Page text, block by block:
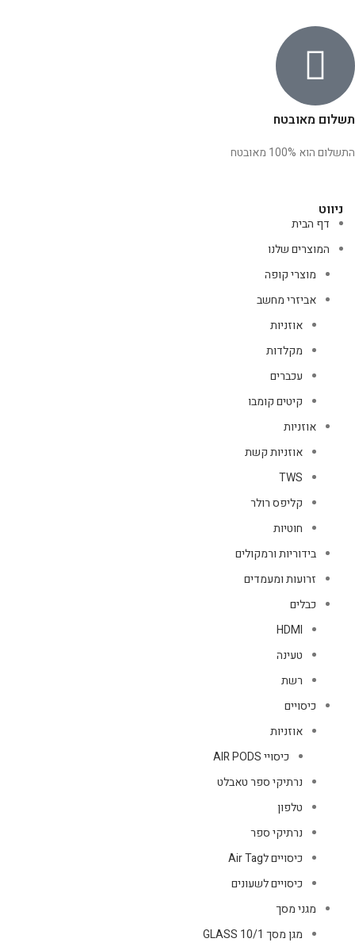
תשלום מאובטח
התשלום הוא 100% מאובטח
ניווט
דף הבית
המוצרים שלנו
מוצרי קופה
אביזרי מחשב
אוזניות
מקלדות
עכברים
קיטים קומבו
אוזניות
אוזניות קשת
TWS
קליפס רולר
חוטיות
בידוריות ורמקולים
זרועות ומעמדים
כבלים
HDMI
טעינה
רשת
כיסויים
אוזניות
כיסויי AIR PODS
נרתיקי ספר טאבלט
טלפון
נרתיקי ספר
כיסויים לAir Tag
כיסויים לשעונים
מגני מסך
מגן מסך GLASS 10/1